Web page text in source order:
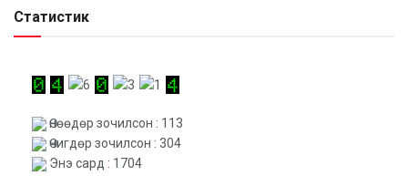
Статистик
Өнөөдөр зочилсон : 113
Өчигдөр зочилсон : 304
Энэ сард : 1704